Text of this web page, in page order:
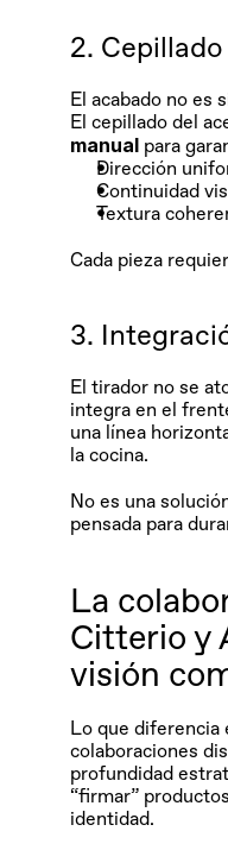
2.
El acabado no es
manual para
Dirección
Continuidad
Textura
Cada pieza
3.
El tirador no se
integra en el
una línea
la cocina.
No es una
pensada para
La
Citterio y
visión
Lo que diferencia
colaboraciones
profundidad
“firmar”
identidad.